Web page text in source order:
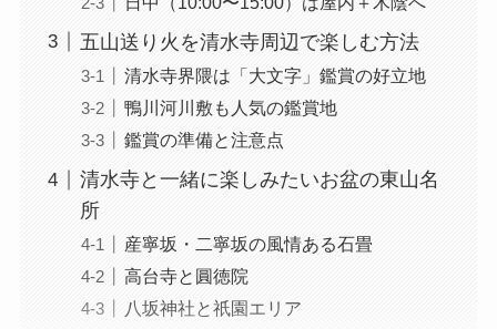
五山送り火を清水寺周辺で楽しむ方法
清水寺界隈は「大文字」鑑賞の好立地
鴨川河川敷も人気の鑑賞地
鑑賞の準備と注意点
清水寺と一緒に楽しみたいお盆の東山名
所
産寧坂・二寧坂の風情ある石畳
高台寺と圓徳院
八坂神社と祇園エリア